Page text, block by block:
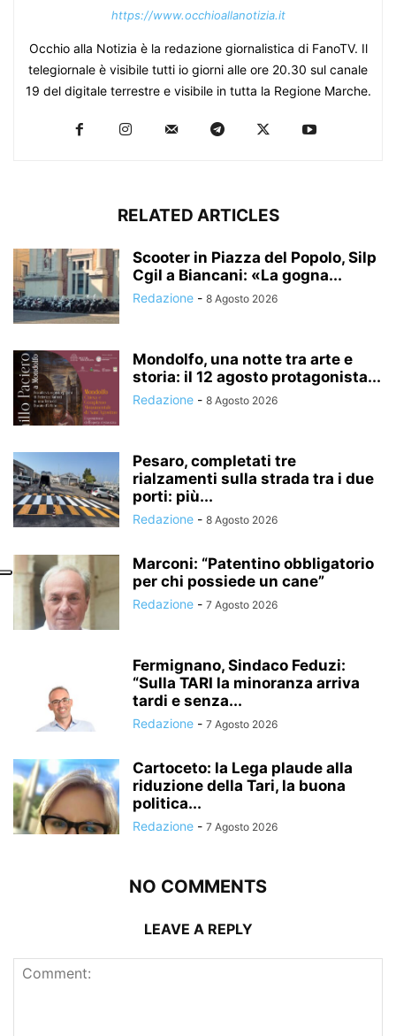
https://www.occhioallanotizia.it
Occhio alla Notizia è la redazione giornalistica di FanoTV. Il
telegiornale è visibile tutti io giorni alle ore 20.30 sul canale
19 del digitale terrestre e visibile in tutta la Regione Marche.
RELATED ARTICLES
Scooter in Piazza del Popolo, Silp
Cgil a Biancani: «La gogna...
Redazione - 8 Agosto 2026
Mondolfo, una notte tra arte e
storia: il 12 agosto protagonista...
Redazione - 8 Agosto 2026
Pesaro, completati tre
rialzamenti sulla strada tra i due
porti: più...
Redazione - 8 Agosto 2026
Marconi: “Patentino obbligatorio
per chi possiede un cane”
Redazione - 7 Agosto 2026
Fermignano, Sindaco Feduzi:
“Sulla TARI la minoranza arriva
tardi e senza...
Redazione - 7 Agosto 2026
Cartoceto: la Lega plaude alla
riduzione della Tari, la buona
politica...
Redazione - 7 Agosto 2026
NO COMMENTS
LEAVE A REPLY